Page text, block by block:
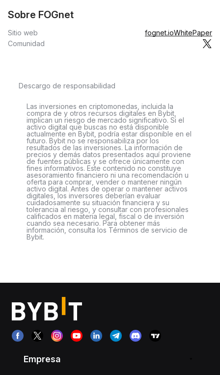
Sobre FOGnet
Sitio web fognet.ioWhitePaper
Comunidad
Descargo de responsabilidad
Las inversiones en criptomonedas, incluida la
compra de y otros recursos digitales en Bybit,
implican un riesgo de mercado significativo. Si el
activo digital que buscas no está disponible
actualmente en Bybit, podría estar disponible en el
futuro. Bybit no se responsabiliza por los
resultados de las inversiones. La información de
precios y demás datos presentados aquí proviene
de fuentes públicas y se ofrece únicamente con
fines informativos. Este contenido no constituye
asesoramiento financiero ni una recomendación u
oferta para comprar, vender o mantener ningún
activo digital. Antes de operar o mantener activos
digitales, los inversores deberían evaluar
cuidadosamente su situación financiera y su
tolerancia al riesgo, y consultar con profesionales
calificados en materia legal, fiscal o de inversión
cuando sea necesario. Para obtener más
información, consulta los Términos de servicio de
Bybit.
Empresa